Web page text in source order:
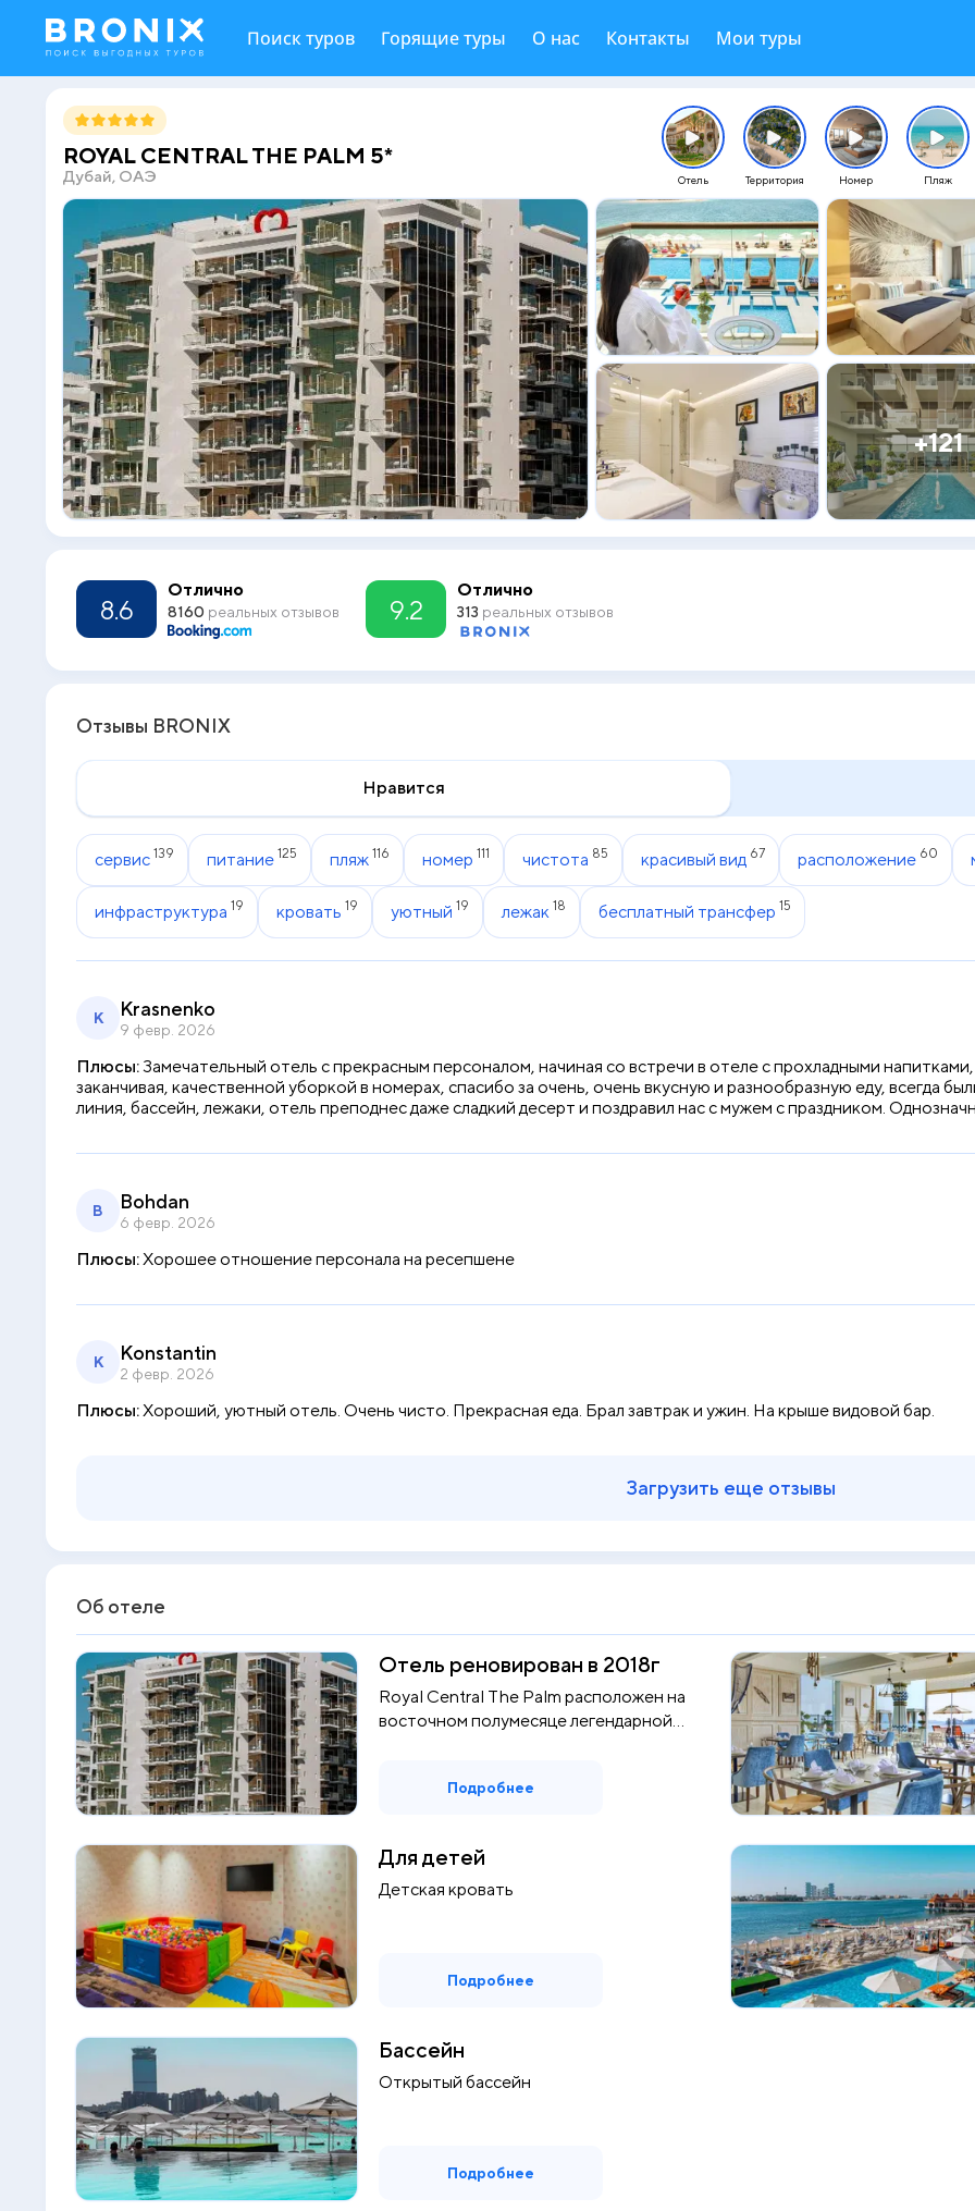
Поиск туров Горящие туры О нас Контакты Мои туры
ROYAL CENTRAL THE PALM 5*
Дубай, ОАЭ Отель Территория Номер Пляж
+121
8.6
Отлично
8160 реальных отзывов 9.2
Отлично
313 реальных отзывов
Отзывы BRONIX
Нравится
сервис 139 питание 125 пляж 116 номер 111 чистота 85 красивый вид 67 расположение 60
инфраструктура 19 кровать 19 уютный 19 лежак 18 бесплатный трансфер 15
K Krasnenko
9 февр. 2026
Плюсы:Замечательный отель с прекрасным персоналом, начиная со встречи в отеле с прохладными
заканчивая, качественной уборкой в номерах, спасибо за очень, очень вкусную и разнообразную еду, всегда
линия, бассейн, лежаки, отель преподнес даже сладкий десерт и поздравил нас с мужем с праздником.
B Bohdan
6 февр. 2026
Плюсы:Хорошее отношение персонала на ресепшене
K Konstantin
2 февр. 2026
Плюсы:Хороший, уютный отель. Очень чисто. Прекрасная еда. Брал завтрак и ужин. На крыше видовой бар.
Загрузить еще отзывы
Об отеле
Отель реновирован в 2018г
Royal Central The Palm расположен на
восточном полумесяце легендарной
Подробнее
Для детей
Детская кровать
Подробнее
Бассейн
Открытый бассейн
Подробнее